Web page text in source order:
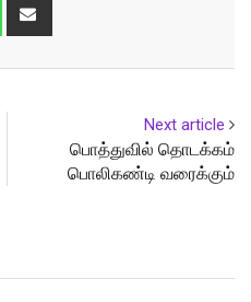
Whatsapp
Next article
பொத்துவில் தொடக்கம்
பொலிகண்டி வரைக்கும்